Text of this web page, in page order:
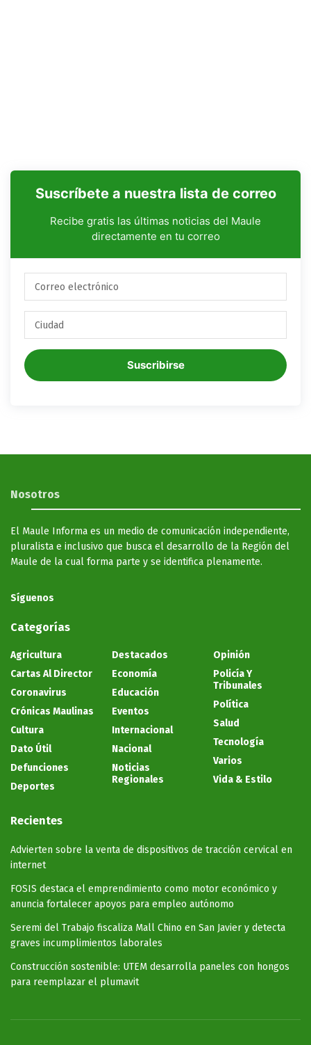
Suscríbete a nuestra lista de correo
Recibe gratis las últimas noticias del Maule
directamente en tu correo
Suscribirse
Nosotros
El Maule Informa es un medio de comunicación independiente,
pluralista e inclusivo que busca el desarrollo de la Región del
Maule de la cual forma parte y se identifica plenamente.
Síguenos
Categorías
Agricultura
Cartas Al Director
Coronavirus
Crónicas Maulinas
Cultura
Dato Útil
Defunciones
Deportes
Destacados
Economía
Educación
Eventos
Internacional
Nacional
Noticias
Regionales
Opinión
Policía Y
Tribunales
Política
Salud
Tecnología
Varios
Vida & Estilo
Recientes
Advierten sobre la venta de dispositivos de tracción cervical en
internet
FOSIS destaca el emprendimiento como motor económico y
anuncia fortalecer apoyos para empleo autónomo
Seremi del Trabajo fiscaliza Mall Chino en San Javier y detecta
graves incumplimientos laborales
Construcción sostenible: UTEM desarrolla paneles con hongos
para reemplazar el plumavit